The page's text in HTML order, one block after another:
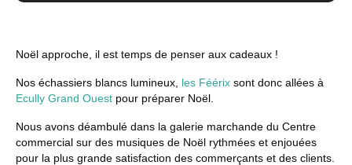
Noël approche, il est temps de penser aux cadeaux !
Nos échassiers blancs lumineux, les Féérix sont donc allées à
Ecully Grand Ouest pour préparer Noël.
Nous avons déambulé dans la galerie marchande du Centre
commercial sur des musiques de Noël rythmées et enjouées
pour la plus grande satisfaction des commerçants et des clients.